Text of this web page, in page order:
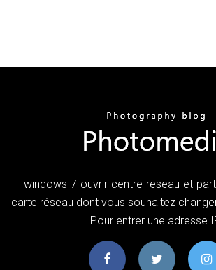
windows-7-ouvrir-centre-reseau-et-
carte réseau dont vous souhaitez
Pour entrer une adresse